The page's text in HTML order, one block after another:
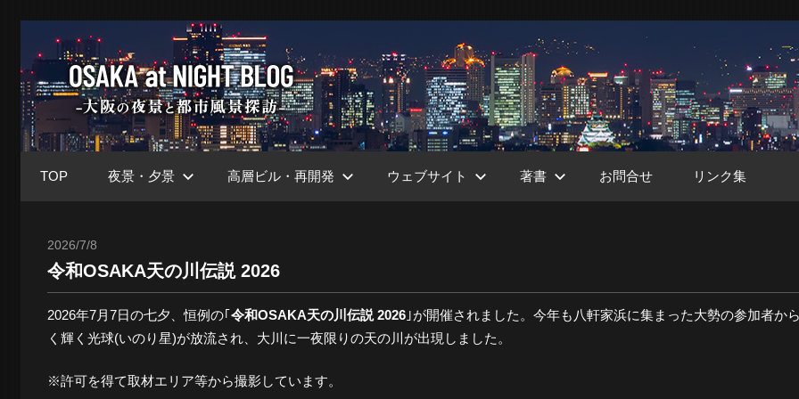
テ
ン
ツ
へ
大
阪
Night
ブ
TOP 夜景・夕景 高層ビル・再開発 ウェブサイト 著書 お問合せ リンク集
2026/7/8
令和OSAKA天の川伝説 2026
2026年7月7日の七夕、恒例の｢令和OSAKA天の川伝説 2026｣が開催されました。今年も八軒家浜に集まった大勢の参加者か
く輝く光球(いのり星)が放流され、大川に一夜限りの天の川が出現しました。
※許可を得て取材エリア等から撮影しています。